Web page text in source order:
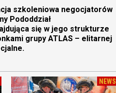
szkoleniowa negocjatorów
Pododdział
się w jego strukturze
grupy ATLAS – elitarnej
NEWS